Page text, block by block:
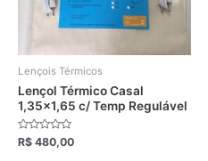
Lençois Térmicos
Lençol Térmico Casal
1,35×1,65 c/ Temp Regulável
Avaliação
0
R$ 480,00
opções
podem
na
página